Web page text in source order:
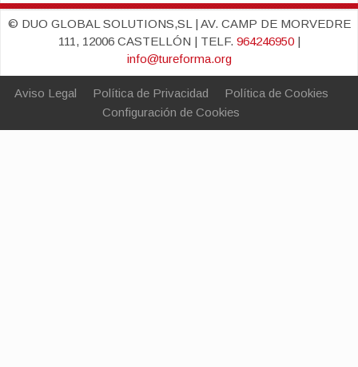
© DUO GLOBAL SOLUTIONS,SL | AV. CAMP DE MORVEDRE
111, 12006 CASTELLÓN | TELF. 964246950|
info@tureforma.org
Aviso Legal Política de Privacidad
Política de Cookies
Configuración de Cookies